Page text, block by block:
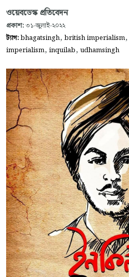
ওয়েবডেস্ক প্রতিবেদন
প্রকাশ:৩১-জুলাই-২০২২
ট্যাগ:bhagatsingh, british imperialism,
imperialism, inquilab, udhamsingh